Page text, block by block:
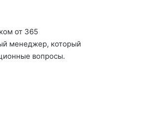
от 365
менеджер, который
вопросы.